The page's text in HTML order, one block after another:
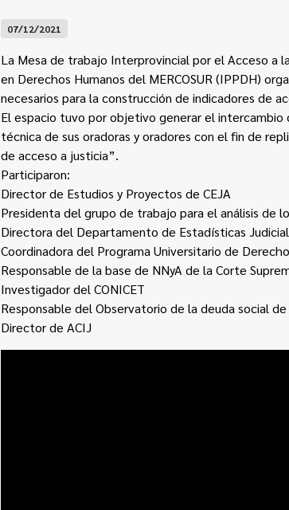
07/12/2021
La Mesa de trabajo Interprovincial por el Acceso a
en Derechos Humanos del MERCOSUR (IPPDH)
necesarios para la construcción de indicadores de
El espacio tuvo por objetivo generar el
técnica de sus oradoras y oradores con el fin de
de acceso a justicia”.
Participaron:
Director de Estudios y Proyectos de CEJA
Presidenta del grupo de trabajo para el análisis de
Directora del Departamento de Estadísticas
Coordinadora del Programa Universitario de
Responsable de la base de NNyA de la Corte
Investigador del CONICET
Responsable del Observatorio de la deuda social de
Director de ACIJ